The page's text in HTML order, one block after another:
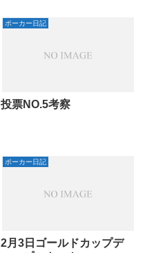
ポーカー日記
投票NO.5考察
ポーカー日記
2月3日ゴールドカップデ